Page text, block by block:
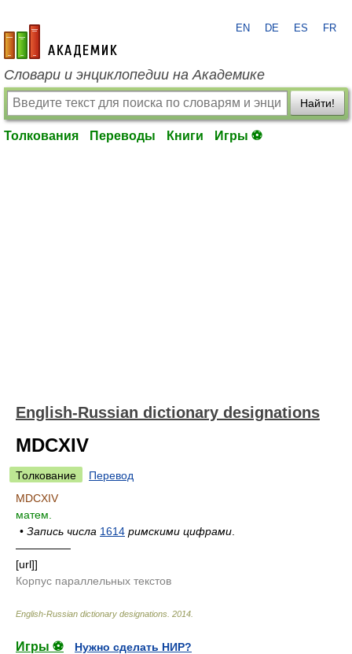
academic.ru
EN DE ES FR
Словари и энциклопедии на Академике
Найти!
Толкования Переводы Книги Игры ⚽
English-Russian dictionary designations
MDCXIV
Толкование
Перевод
MDCXIV
матем.
• Запись числа 1614 римскими цифрами
—————
[url]]
Корпус параллельных текстов
English-Russian dictionary designations 2014
Игры ⚽
Нужно сделать НИР?